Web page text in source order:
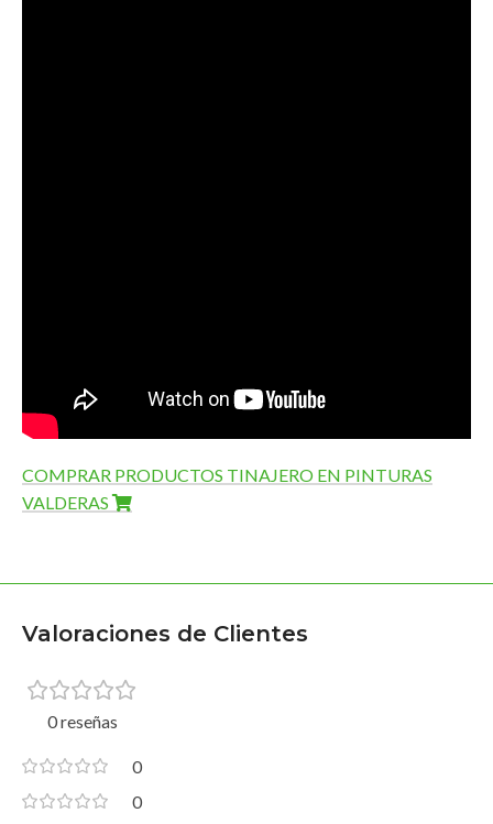
COMPRAR PRODUCTOS TINAJERO EN PINTURAS
VALDERAS
Valoraciones de Clientes
0 reseñas
0
0